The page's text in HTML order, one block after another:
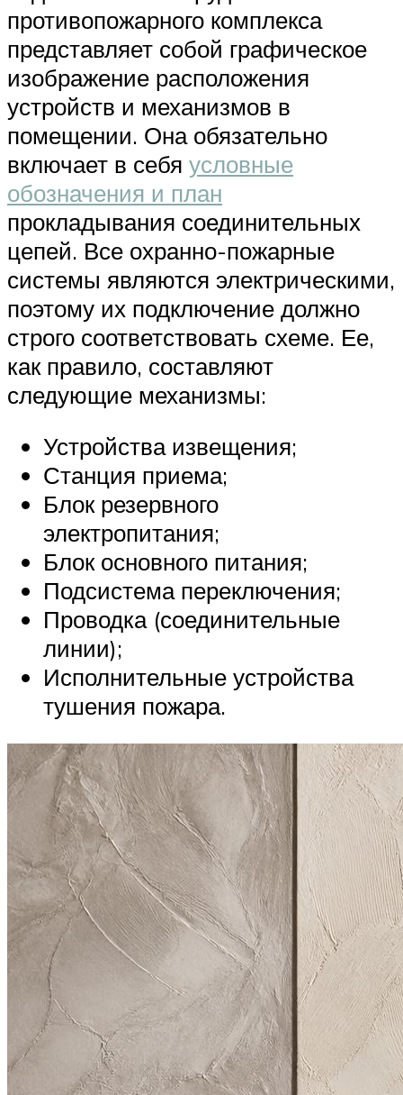
противопожарного комплекса
представляет собой графическое
изображение расположения
устройств и механизмов в
помещении. Она обязательно
включает в себя условные
обозначения и план
прокладывания соединительных
цепей. Все охранно-пожарные
системы являются электрическими,
поэтому их подключение должно
строго соответствовать схеме. Ее,
как правило, составляют
следующие механизмы:
Устройства извещения;
Станция приема;
Блок резервного
электропитания;
Блок основного питания;
Подсистема переключения;
Проводка (соединительные
линии);
Исполнительные устройства
тушения пожара.